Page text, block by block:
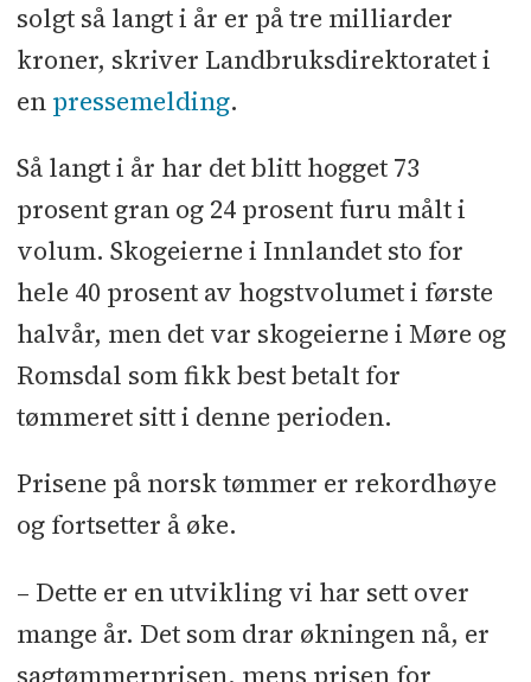
solgt så langt i år er på tre milliarder
kroner, skriver Landbruksdirektoratet i
en pressemelding.
Så langt i år har det blitt hogget 73
prosent gran og 24 prosent furu målt i
volum. Skogeierne i Innlandet sto for
hele 40 prosent av hogstvolumet i første
halvår, men det var skogeierne i Møre og
Romsdal som fikk best betalt for
tømmeret sitt i denne perioden.
Prisene på norsk tømmer er rekordhøye
og fortsetter å øke.
– Dette er en utvikling vi har sett over
mange år. Det som drar økningen nå, er
sagtømmerprisen, mens prisen for